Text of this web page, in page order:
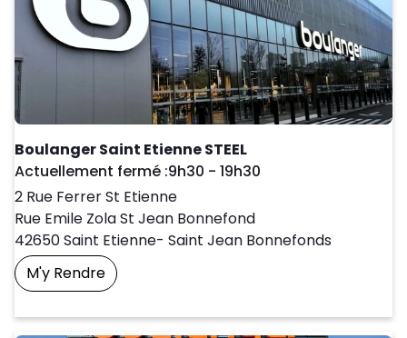
Boulanger Saint Etienne STEEL
Actuellement fermé :Day of the Week
9h30 - 19h30
2 Rue Ferrer St Etienne
Rue Emile Zola St Jean Bonnefond
42650Saint Etienne- Saint Jean Bonnefonds
M'y RendrePrendre Un Rendez-Vous